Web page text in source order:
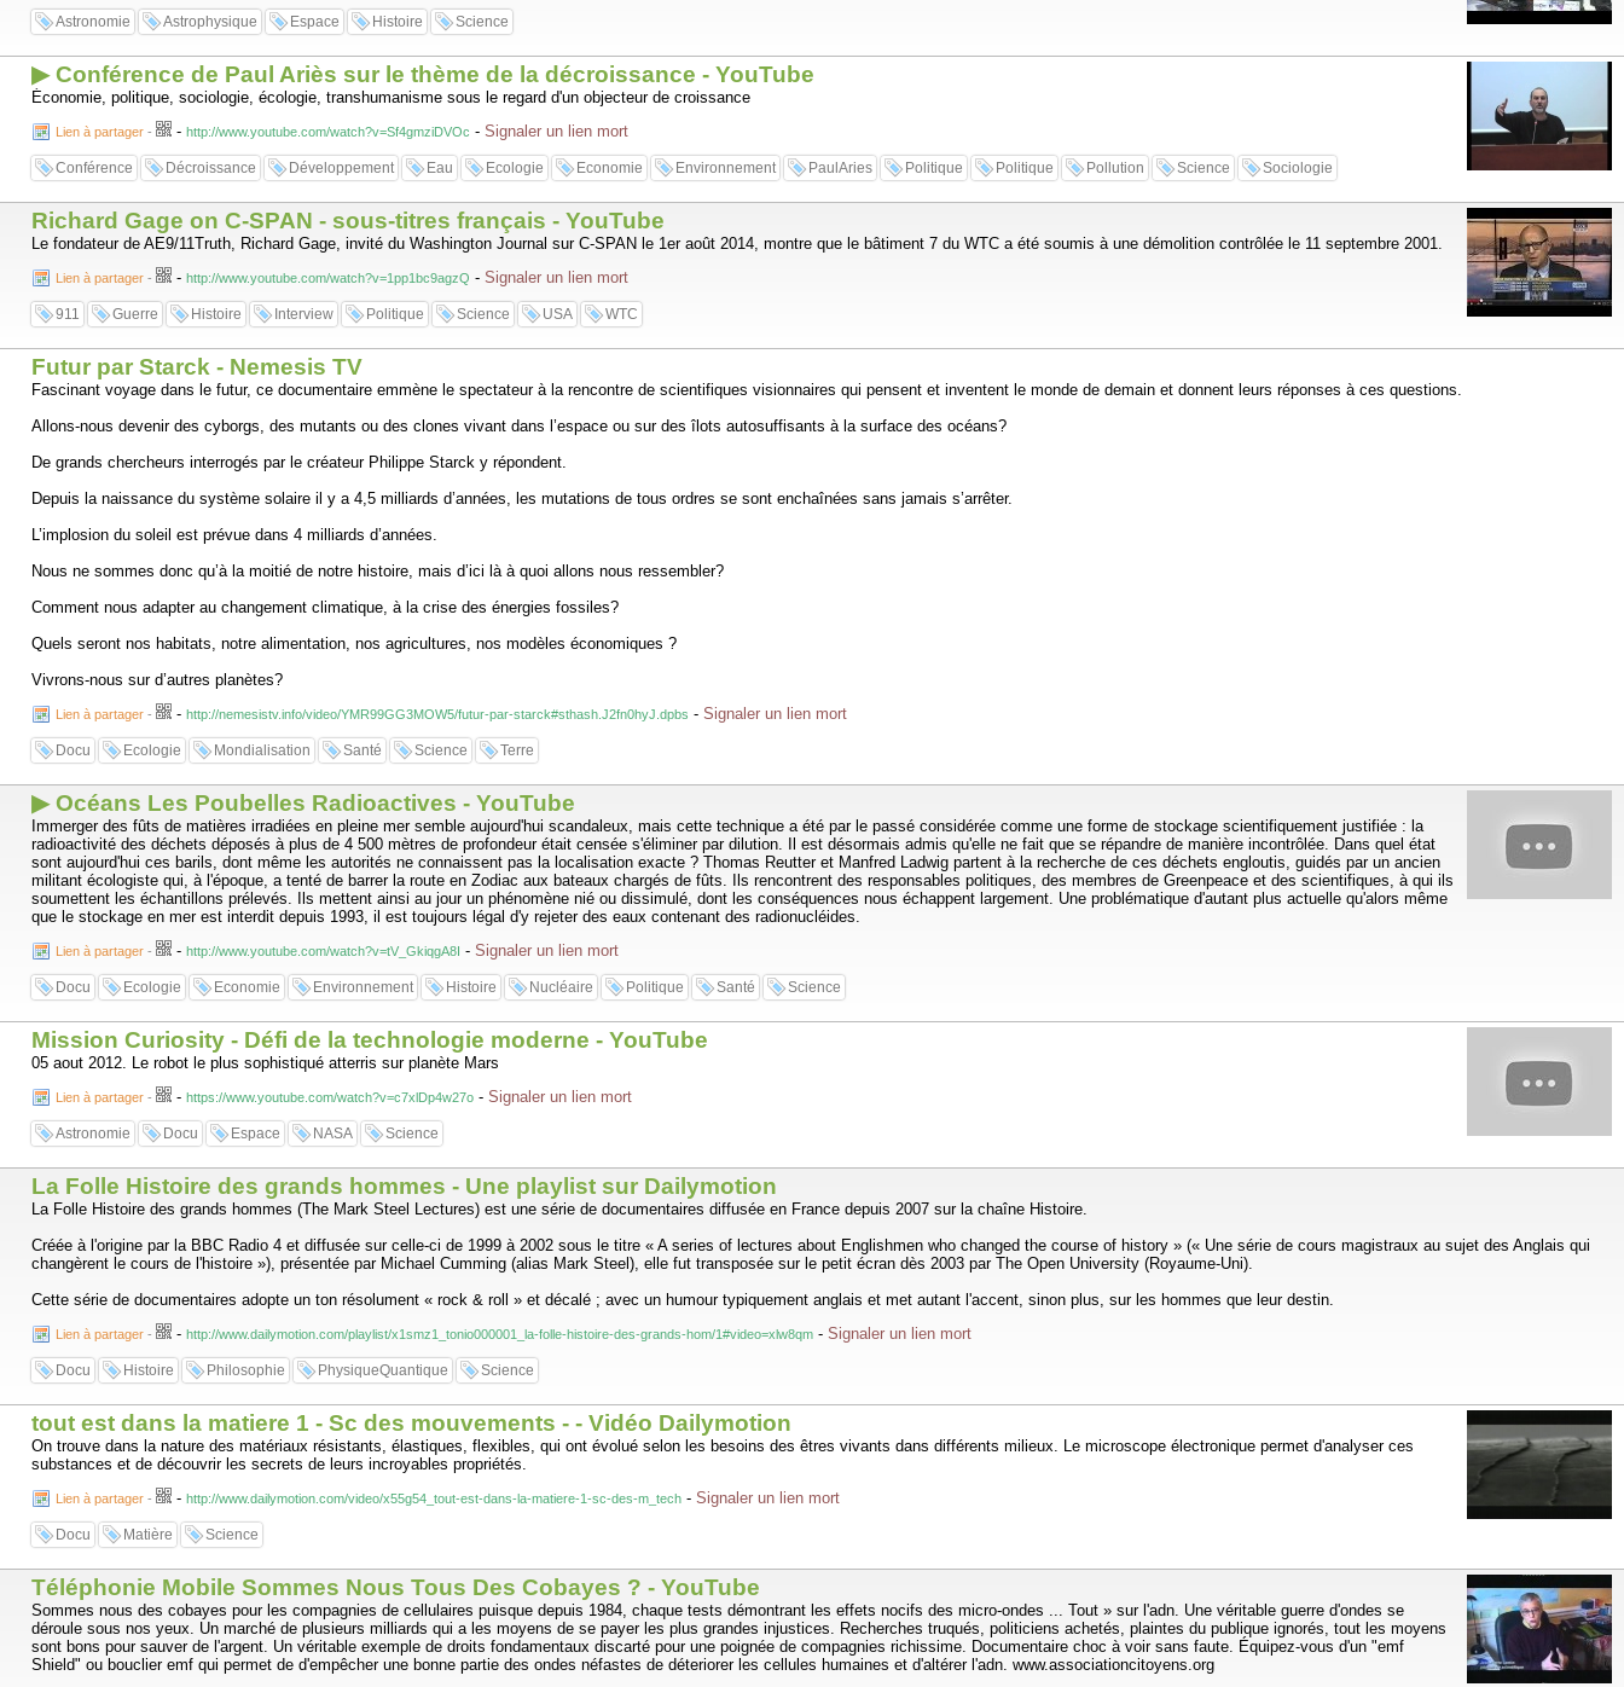
Astronomie Astrophysique Espace Histoire Science
▶ Conférence de Paul Ariès sur le thème de la décroissance - YouTube
Économie, politique, sociologie, écologie, transhumanisme sous le regard d'un objecteur de croissance
Lien à partager - - http://www.youtube.com/watch?v=Sf4gmziDVOc - Signaler un lien mort
Conférence Décroissance Développement Eau Ecologie Economie Environnement PaulAries Politique Politique Pollution Science Sociologie
Richard Gage on C-SPAN - sous-titres français - YouTube
Le fondateur de AE9/11Truth, Richard Gage, invité du Washington Journal sur C-SPAN le 1er août 2014, montre que le bâtiment 7 du WTC a été soumis à une démolition contrôlée le 11 septembre 2001.
Lien à partager - - http://www.youtube.com/watch?v=1pp1bc9agzQ - Signaler un lien mort
911 Guerre Histoire Interview Politique Science USA WTC
Futur par Starck - Nemesis TV
Fascinant voyage dans le futur, ce documentaire emmène le spectateur à la rencontre de scientifiques visionnaires qui pensent et inventent le monde de demain et donnent leurs réponses à ces questions.
Allons-nous devenir des cyborgs, des mutants ou des clones vivant dans l’espace ou sur des îlots autosuffisants à la surface des océans?
De grands chercheurs interrogés par le créateur Philippe Starck y répondent.
Depuis la naissance du système solaire il y a 4,5 milliards d’années, les mutations de tous ordres se sont enchaînées sans jamais s’arrêter.
L’implosion du soleil est prévue dans 4 milliards d’années.
Nous ne sommes donc qu’à la moitié de notre histoire, mais d’ici là à quoi allons nous ressembler?
Comment nous adapter au changement climatique, à la crise des énergies fossiles?
Quels seront nos habitats, notre alimentation, nos agricultures, nos modèles économiques ?
Vivrons-nous sur d’autres planètes?
Lien à partager - - http://nemesistv.info/video/YMR99GG3MOW5/futur-par-starck#sthash.J2fn0hyJ.dpbs - Signaler un lien mort
Docu Ecologie Mondialisation Santé Science Terre
▶ Océans Les Poubelles Radioactives - YouTube
Immerger des fûts de matières irradiées en pleine mer semble aujourd'hui scandaleux, mais cette technique a été par le passé considérée comme une forme de stockage scientifiquement justifiée : la
radioactivité des déchets déposés à plus de 4 500 mètres de profondeur était censée s'éliminer par dilution. Il est désormais admis qu'elle ne fait que se répandre de manière incontrôlée. Dans quel état
sont aujourd'hui ces barils, dont même les autorités ne connaissent pas la localisation exacte ? Thomas Reutter et Manfred Ladwig partent à la recherche de ces déchets engloutis, guidés par un ancien
militant écologiste qui, à l'époque, a tenté de barrer la route en Zodiac aux bateaux chargés de fûts. Ils rencontrent des responsables politiques, des membres de Greenpeace et des scientifiques, à qui ils
soumettent les échantillons prélevés. Ils mettent ainsi au jour un phénomène nié ou dissimulé, dont les conséquences nous échappent largement. Une problématique d'autant plus actuelle qu'alors même
que le stockage en mer est interdit depuis 1993, il est toujours légal d'y rejeter des eaux contenant des radionucléides.
Lien à partager - - http://www.youtube.com/watch?v=tV_GkiqgA8I - Signaler un lien mort
Docu Ecologie Economie Environnement Histoire Nucléaire Politique Santé Science
Mission Curiosity - Défi de la technologie moderne - YouTube
05 aout 2012. Le robot le plus sophistiqué atterris sur planète Mars
Lien à partager - - https://www.youtube.com/watch?v=c7xlDp4w27o - Signaler un lien mort
Astronomie Docu Espace NASA Science
La Folle Histoire des grands hommes - Une playlist sur Dailymotion
La Folle Histoire des grands hommes (The Mark Steel Lectures) est une série de documentaires diffusée en France depuis 2007 sur la chaîne Histoire.
Créée à l'origine par la BBC Radio 4 et diffusée sur celle-ci de 1999 à 2002 sous le titre « A series of lectures about Englishmen who changed the course of history » (« Une série de cours magistraux au sujet des Anglais qui
changèrent le cours de l'histoire »), présentée par Michael Cumming (alias Mark Steel), elle fut transposée sur le petit écran dès 2003 par The Open University (Royaume-Uni).
Cette série de documentaires adopte un ton résolument « rock & roll » et décalé ; avec un humour typiquement anglais et met autant l'accent, sinon plus, sur les hommes que leur destin.
Lien à partager - - http://www.dailymotion.com/playlist/x1smz1_tonio000001_la-folle-histoire-des-grands-hom/1#video=xlw8qm - Signaler un lien mort
Docu Histoire Philosophie PhysiqueQuantique Science
tout est dans la matiere 1 - Sc des mouvements - - Vidéo Dailymotion
On trouve dans la nature des matériaux résistants, élastiques, flexibles, qui ont évolué selon les besoins des êtres vivants dans différents milieux. Le microscope électronique permet d'analyser ces
substances et de découvrir les secrets de leurs incroyables propriétés.
Lien à partager - - http://www.dailymotion.com/video/x55g54_tout-est-dans-la-matiere-1-sc-des-m_tech - Signaler un lien mort
Docu Matière Science
Téléphonie Mobile Sommes Nous Tous Des Cobayes ? - YouTube
Sommes nous des cobayes pour les compagnies de cellulaires puisque depuis 1984, chaque tests démontrant les effets nocifs des micro-ondes ... Tout » sur l'adn. Une véritable guerre d'ondes se
déroule sous nos yeux. Un marché de plusieurs milliards qui a les moyens de se payer les plus grandes injustices. Recherches truqués, politiciens achetés, plaintes du publique ignorés, tout les moyens
sont bons pour sauver de l'argent. Un véritable exemple de droits fondamentaux discarté pour une poignée de compagnies richissime. Documentaire choc à voir sans faute. Équipez-vous d'un "emf
Shield" ou bouclier emf qui permet de d'empêcher une bonne partie des ondes néfastes de déteriorer les cellules humaines et d'altérer l'adn. www.associationcitoyens.org